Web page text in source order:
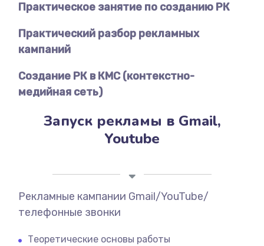
Практическое занятие по созданию РК
Практический разбор рекламных
кампаний
Создание РК в КМС (контекстно-
медийная сеть)
Запуск рекламы в Gmail,
Youtube
Рекламные кампании Gmail/YouTube/
телефонные звонки
Теоретические основы работы